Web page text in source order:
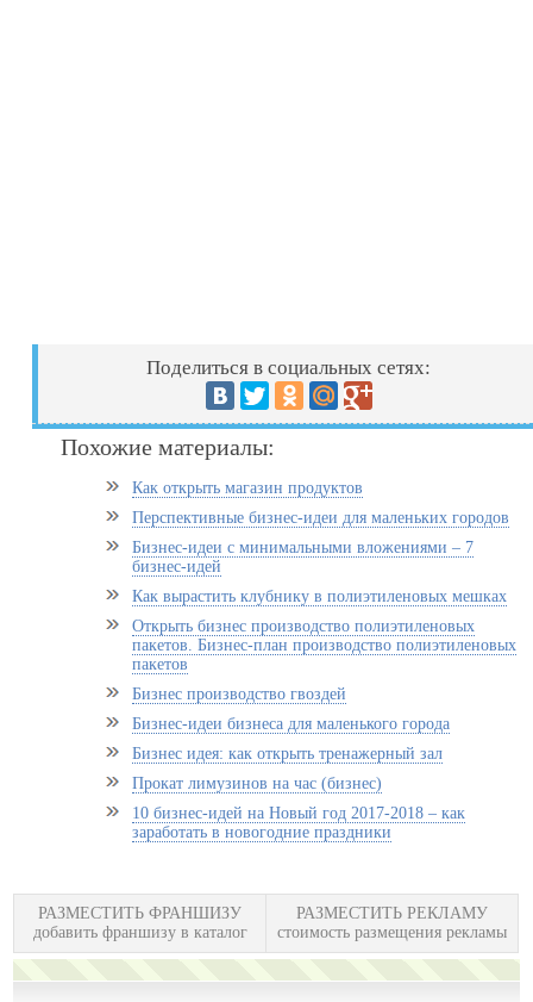
Поделиться в социальных сетях:
Похожие материалы:
Как открыть магазин продуктов
Перспективные бизнес-идеи для маленьких городов
Бизнес-идеи с минимальными вложениями – 7
бизнес-идей
Как вырастить клубнику в полиэтиленовых мешках
Открыть бизнес производство полиэтиленовых
пакетов. Бизнес-план производство полиэтиленовых
пакетов
Бизнес производство гвоздей
Бизнес-идеи бизнеса для маленького города
Бизнес идея: как открыть тренажерный зал
Прокат лимузинов на час (бизнес)
10 бизнес-идей на Новый год 2017-2018 – как
заработать в новогодние праздники
РАЗМЕСТИТЬ ФРАНШИЗУ
добавить франшизу в каталог
РАЗМЕСТИТЬ РЕКЛАМУ
стоимость размещения рекламы